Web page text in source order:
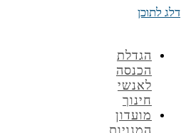
דלג לתוכן
הגדלת
הכנסה
לאנשי
חינוך
מועדון
המנויות